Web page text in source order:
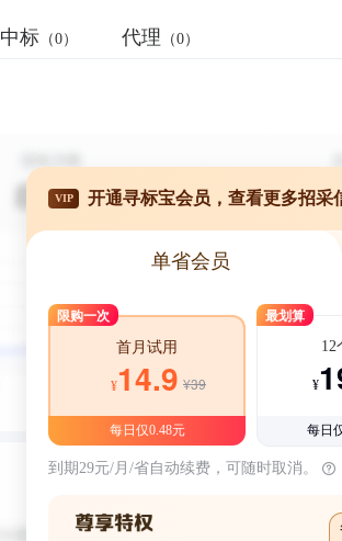
中标 （0） 代理 （0）
VIP 开通寻标宝会员，查看更多招采
单省会员
限购一次
首月试用
¥14.9 ¥39
每日仅0.48元
最划算
12
¥
每日
到期29元/月/省自动续费，可随时取消。